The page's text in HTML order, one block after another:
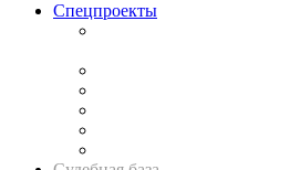
Спецпроекты